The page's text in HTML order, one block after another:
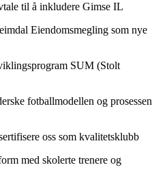
til å inkludere Gimse IL
Eiendomsmegling som nye
SUM (Stolt
fotballmodellen og prosessen
oss som kvalitetsklubb
med skolerte trenere og